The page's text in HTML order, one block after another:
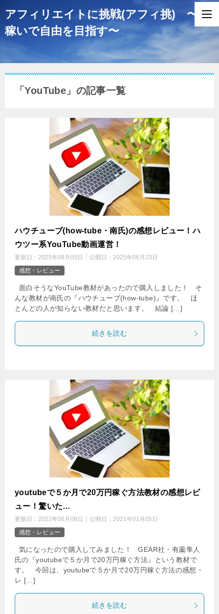
アフィリエイトに挑戦(アフィ挑) 〜
稼いで自由を目指す〜
「YouTube」の記事一覧
ハウチューブ(how-tube・南氏)の感想レビュー！ハ
ウツー系YouTube動画運営！
更新日： 2025年08月05日 公開日： 2025年06月23日
感想・レビュー
面白そうなYouTube教材があったので購入しました！ そ
んな教材が南氏の『ハウチューブ(how-tube)』です。 ほ
とんどの人が知らない教材だと思います。 結論 […]
続きを読む
youtubeで５か月で20万円稼ぐ方法教材の感想レビ
ュー！驚いた…
更新日： 2022年06月08日 公開日： 2021年01月05日
感想・レビュー
気になったので購入してみました！ GEAR社・有薗隼人
氏の『youtubeで５か月で20万円稼ぐ方法』という教材で
す。 今回は、youtubeで５か月で20万円稼ぐ方法の感想・
レ […]
続きを読む